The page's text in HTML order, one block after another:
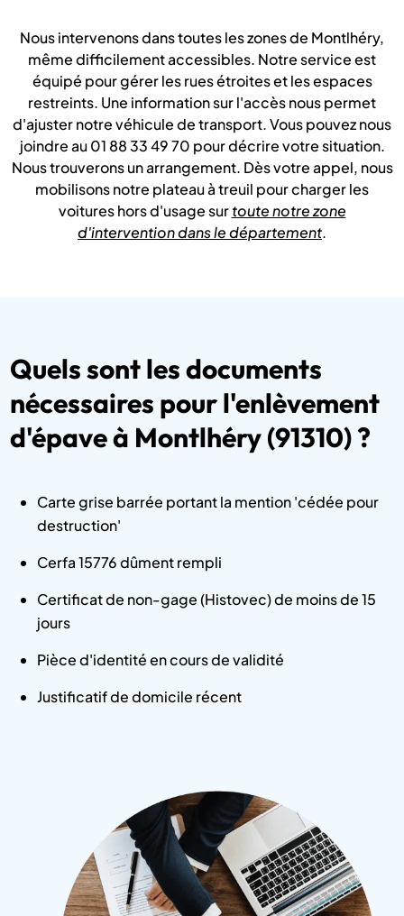
Nous intervenons dans toutes les zones de Montlhéry,
même difficilement accessibles. Notre service est
équipé pour gérer les rues étroites et les espaces
restreints. Une information sur l'accès nous permet
d'ajuster notre véhicule de transport. Vous pouvez nous
joindre au 01 88 33 49 70 pour décrire votre situation.
Nous trouverons un arrangement. Dès votre appel, nous
mobilisons notre plateau à treuil pour charger les
voitures hors d'usage surtoute notre zone
d'intervention dans le département.
Quels sont les documents
nécessaires pour l'enlèvement
d'épave à Montlhéry (91310) ?
Carte grise barrée portant la mention 'cédée pour
destruction'
Cerfa 15776 dûment rempli
Certificat de non-gage (Histovec) de moins de 15
jours
Pièce d'identité en cours de validité
Justificatif de domicile récent